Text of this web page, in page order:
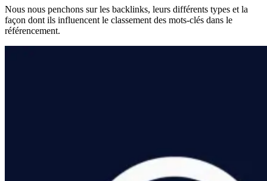
Nous nous penchons sur les backlinks, leurs différents types et la
façon dont ils influencent le classement des mots-clés dans le
référencement.